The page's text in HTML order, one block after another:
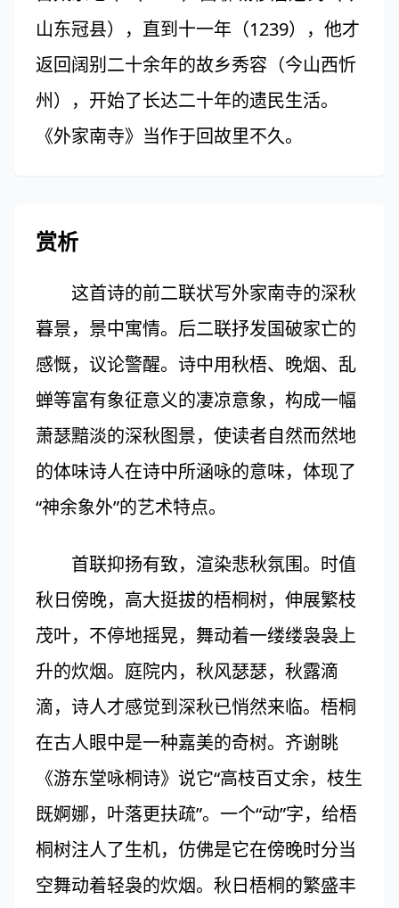
山东冠县），直到十一年（1239），他才
返回阔别二十余年的故乡秀容（今山西忻
州），开始了长达二十年的遗民生活。
《外家南寺》当作于回故里不久。
赏析
这首诗的前二联状写外家南寺的深秋
暮景，景中寓情。后二联抒发国破家亡的
感慨，议论警醒。诗中用秋梧、晚烟、乱
蝉等富有象征意义的凄凉意象，构成一幅
萧瑟黯淡的深秋图景，使读者自然而然地
的体味诗人在诗中所涵咏的意味，体现了
“神余象外”的艺术特点。
首联抑扬有致，渲染悲秋氛围。时值
秋日傍晚，高大挺拔的梧桐树，伸展繁枝
茂叶，不停地摇晃，舞动着一缕缕袅袅上
升的炊烟。庭院内，秋风瑟瑟，秋露滴
滴，诗人才感觉到深秋已悄然来临。梧桐
在古人眼中是一种嘉美的奇树。齐谢眺
《游东堂咏桐诗》说它“高枝百丈余，枝生
既婀娜，叶落更扶疏”。一个“动”字，给梧
桐树注人了生机，仿佛是它在傍晚时分当
空舞动着轻袅的炊烟。秋日梧桐的繁盛丰